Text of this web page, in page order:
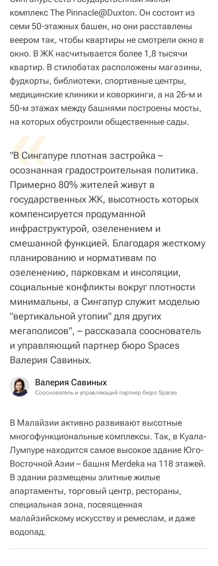
комплекс The Pinnacle@Duxton. Он состоит из
семи 50-этажных башен, но они расставлены
веером так, чтобы квартиры не смотрели окно в
окно. В ЖК насчитывается более 1,8 тысячи
квартир. В стилобатах расположены магазины,
фудкорты, библиотеки, спортивные центры,
медицинские клиники и коворкинги, а на 26-м и
50-м этажах между башнями построены мосты,
на которых обустроили общественные сады.
«
"В Сингапуре плотная застройка –
осознанная градостроительная политика.
Примерно 80% жителей живут в
государственных ЖК, высотность которых
компенсируется продуманной
инфраструктурой, озеленением и
смешанной функцией. Благодаря жесткому
планированию и нормативам по
озеленению, парковкам и инсоляции,
социальные конфликты вокруг плотности
минимальны, а Сингапур служит моделью
"вертикальной утопии" для других
мегаполисов", – рассказала сооснователь
и управляющий партнер бюро Spaces
Валерия Савиных.
Валерия Савиных
Сооснователь и управляющий партнер бюро Spaces
В Малайзии активно развивают высотные
многофункциональные комплексы. Так, в Куала-
Лумпуре находится самое высокое здание Юго-
Восточной Азии – башня Merdeka на 118 этажей.
В здании размещены элитные жилые
апартаменты, торговый центр, рестораны,
специальная зона, посвященная
малайзийскому искусству и ремеслам, и даже
водопад.